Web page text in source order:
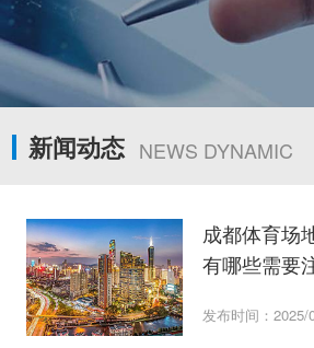
新闻动态 NEWS DYNAMIC
成都体育场
有哪些需要
发布时间：2025/